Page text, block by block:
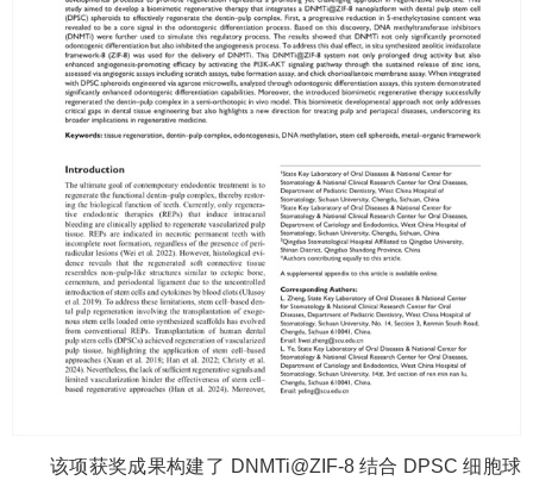
该项获奖成果构建了 DNMTi@ZIF-8 结合 DPSC 细胞球